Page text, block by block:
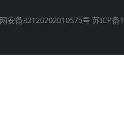
安备32120202010575号 苏ICP备